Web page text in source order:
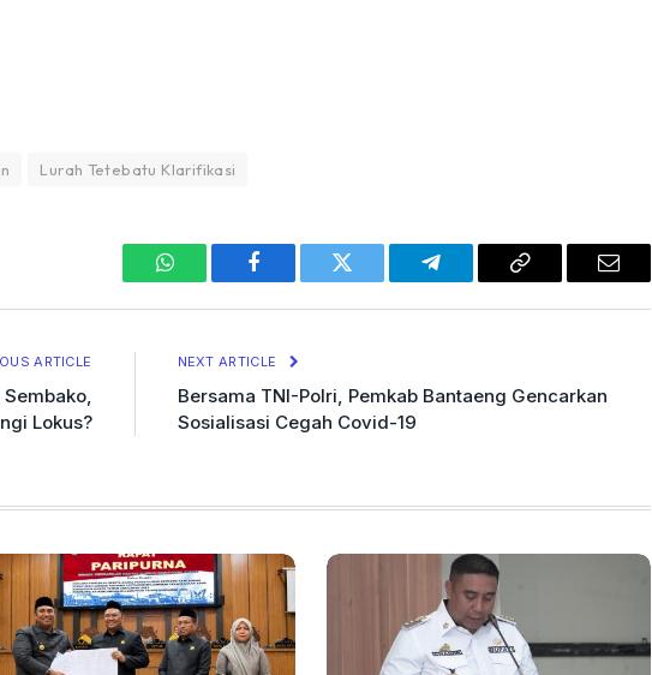
Lurah Tetebatu Klarifikasi
WhatsAppFacebook Twitter Telegram Copy
Email
ARTICLE
Lokus?
NEXT ARTICLE
Bersama TNI-Polri, Pemkab Bantaeng Gencarkan
Sosialisasi Cegah Covid-19